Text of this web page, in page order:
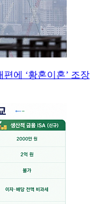
편에 ‘황혼이혼’ 조장